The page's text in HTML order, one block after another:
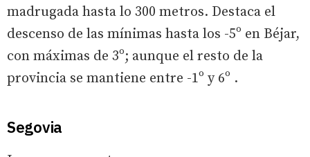
madrugada hasta lo 300 metros. Destaca el
descenso de las mínimas hasta los -5º en Béjar,
con máximas de 3º; aunque el resto de la
provincia se mantiene entre -1º y 6º .
Segovia